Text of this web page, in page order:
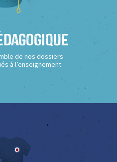
de nos dossiers
à l’enseignement.